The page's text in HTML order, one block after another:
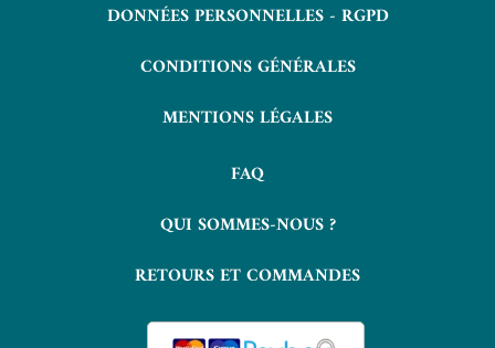
DONNÉES PERSONNELLES - RGPD
CONDITIONS GÉNÉRALES
MENTIONS LÉGALES
FAQ
QUI SOMMES-NOUS ?
RETOURS ET COMMANDES